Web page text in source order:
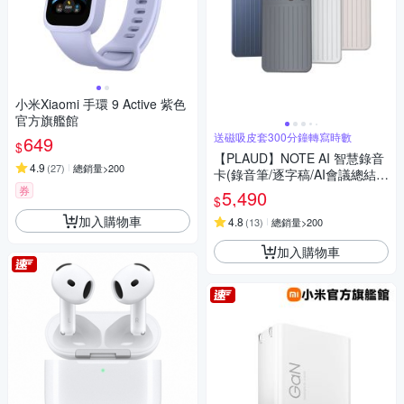
小米Xiaomi 手環 9 Active 紫色
官方旗艦館
$649
4.9 (27) 總銷量>200
券
加入購物車
送磁吸皮套300分鐘轉寫時數
【PLAUD】NOTE AI 智慧錄音
卡(錄音筆/逐字稿/AI會議總結/
電話錄音)
$5,490
4.8 (13) 總銷量>200
加入購物車